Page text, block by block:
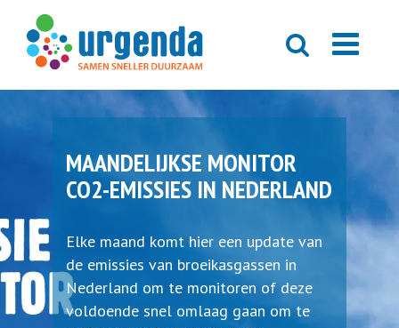
MAANDELIJKSE MONITOR
CO2-EMISSIES IN NEDERLAND
Elke maand komt hier een update van
de emissies van broeikasgassen in
Nederland om te monitoren of deze
voldoende snel omlaag gaan om te